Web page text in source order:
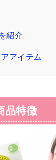
紹介
アイテム
品特徴